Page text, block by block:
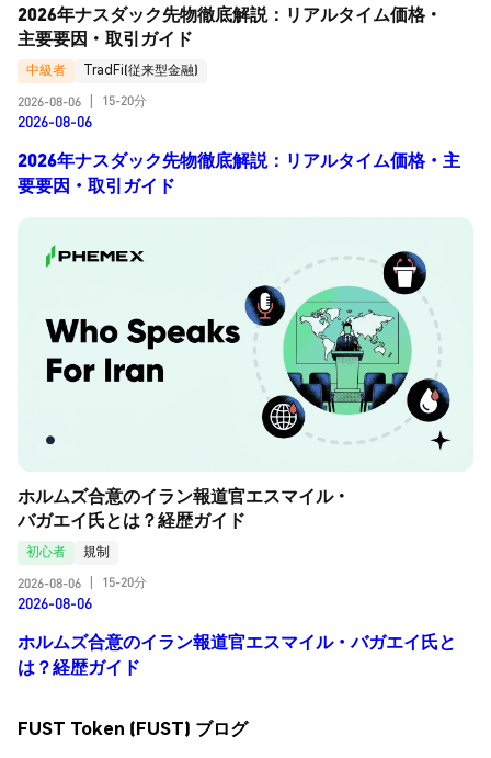
2026年ナスダック先物徹底解説：リアルタイム価格・
主要要因・取引ガイド
中級者
TradFi(従来型金融)
2026-08-06
15-20分
2026-08-06
2026年ナスダック先物徹底解説：リアルタイム価格・主
要要因・取引ガイド
ホルムズ合意のイラン報道官エスマイル・
バガエイ氏とは？経歴ガイド
初心者
規制
2026-08-06
15-20分
2026-08-06
ホルムズ合意のイラン報道官エスマイル・バガエイ氏と
は？経歴ガイド
FUST Token (FUST) ブログ